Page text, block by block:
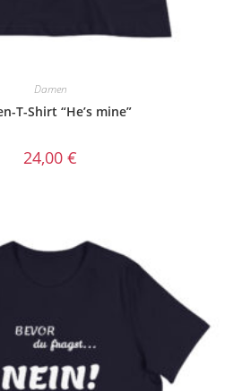
Damen
T-Shirt “He’s mine”
24,00 €